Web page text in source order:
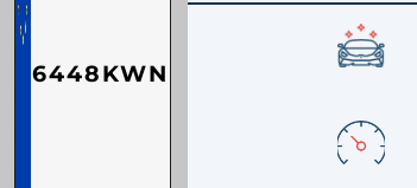
6448KWN